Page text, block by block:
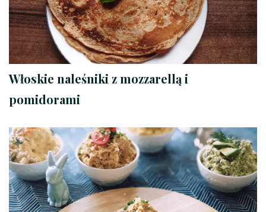
Włoskie naleśniki z mozzarellą i
pomidorami